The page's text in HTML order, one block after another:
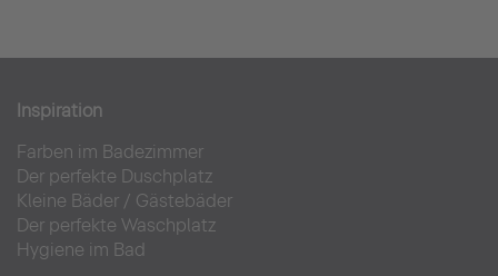
Inspiration
Farben im Badezimmer
Der perfekte Duschplatz
Kleine Bäder / Gästebäder
Der perfekte Waschplatz
Hygiene im Bad